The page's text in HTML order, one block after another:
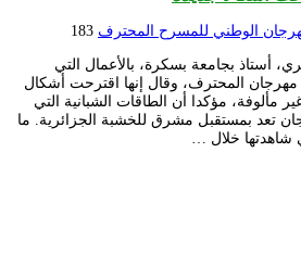
الوطني للمسرح المحترف 183
أستاذ بجامعة بسكرة، بالأعمال التي
الدورة الـ 17 من مهرجان المحترف، وقال إنها اقترحت أشكال
مألوفة، مؤكدا أن الطاقات الشبانية التي
تعد بمستقبل مشرق للخشبة الجزائرية. ما
خلال …